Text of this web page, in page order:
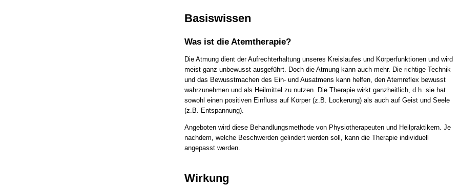
Basiswissen
Was ist die Atemtherapie?
Die Atmung dient der Aufrechterhaltung unseres Kreislaufes und Körperfunktionen und wird
meist ganz unbewusst ausgeführt. Doch die Atmung kann auch mehr. Die richtige Technik
und das Bewusstmachen des Ein- und Ausatmens kann helfen, den Atemreflex bewusst
wahrzunehmen und als Heilmittel zu nutzen. Die Therapie wirkt ganzheitlich, d.h. sie hat
sowohl einen positiven Einfluss auf Körper (z.B. Lockerung) als auch auf Geist und Seele
(z.B. Entspannung).
Angeboten wird diese Behandlungsmethode von Physiotherapeuten und Heilpraktikern. Je
nachdem, welche Beschwerden gelindert werden soll, kann die Therapie individuell
angepasst werden.
Wirkung